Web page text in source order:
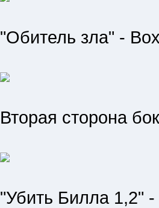
"Обитель зла" -
Вторая сторона
"Убить Билла 1,2"